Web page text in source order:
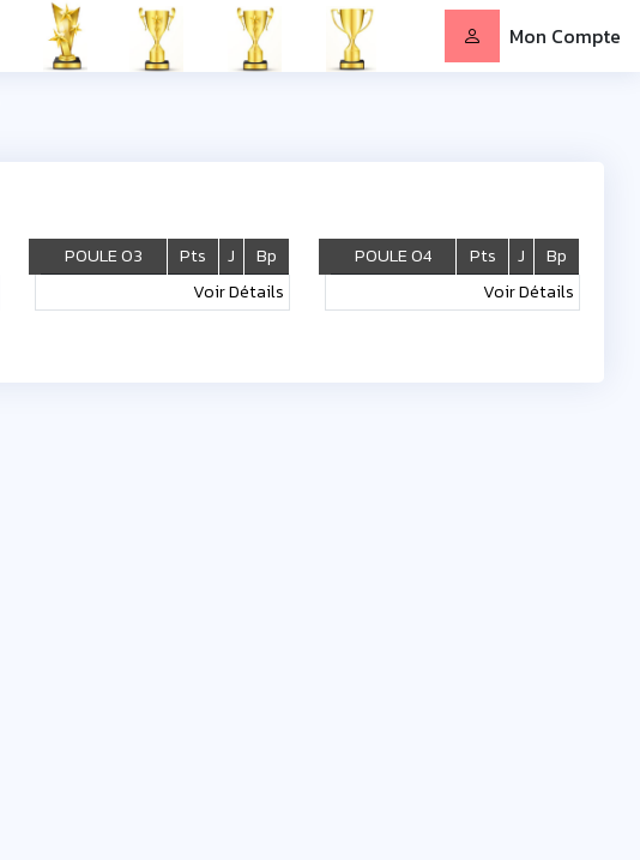
Mon Compte
POULE 03 Pts J
Bp
Voir Détails
POULE 04 Pts J
Bp
Voir Détails